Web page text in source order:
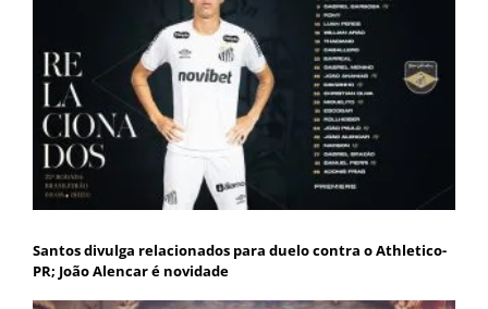
Santos divulga relacionados para duelo contra o Athletico-
PR; João Alencar é novidade